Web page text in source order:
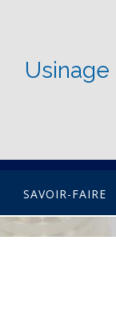
SAVOIR-FAIRE